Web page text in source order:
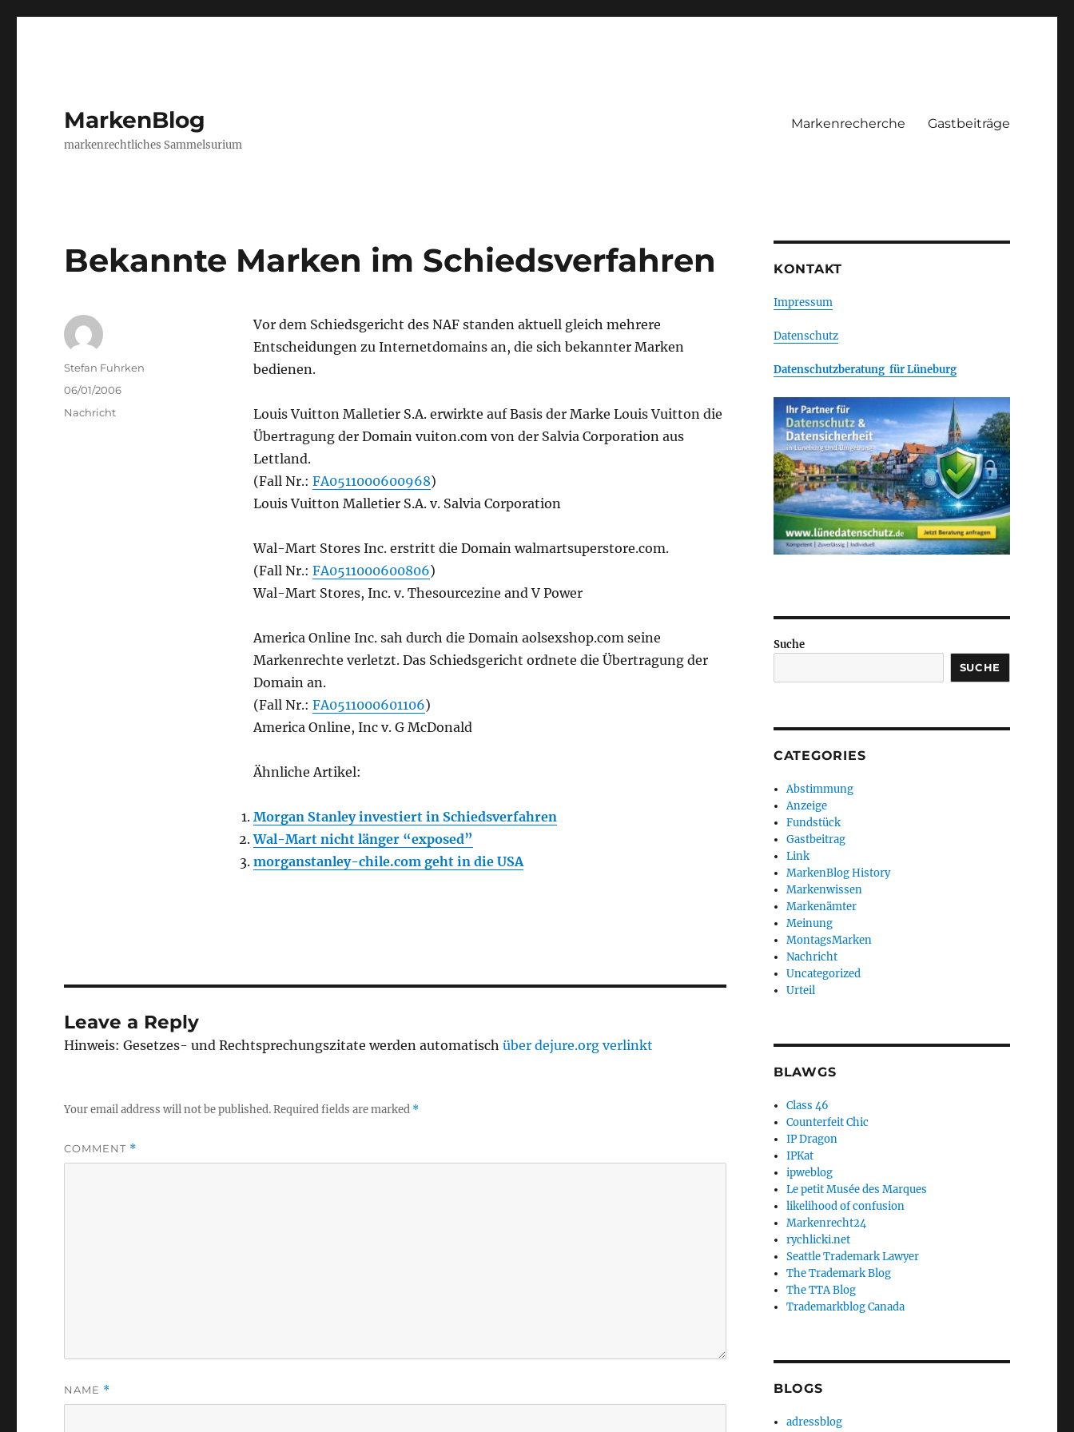
MarkenBlog
markenrechtliches Sammelsurium
Markenrecherche Gastbeiträge
Bekannte Marken im Schiedsverfahren
Vor dem Schiedsgericht des NAF standen aktuell gleich mehrere
Entscheidungen zu Internetdomains an, die sich bekannter Marken
bedienen.
Louis Vuitton Malletier S.A. erwirkte auf Basis der Marke Louis Vuitton die
Übertragung der Domain vuiton.com von der Salvia Corporation aus
Lettland.
(Fall Nr.: FA0511000600968)
Louis Vuitton Malletier S.A. v. Salvia Corporation
Wal-Mart Stores Inc. erstritt die Domain walmartsuperstore.com.
(Fall Nr.: FA0511000600806)
Wal-Mart Stores, Inc. v. Thesourcezine and V Power
America Online Inc. sah durch die Domain aolsexshop.com seine
Markenrechte verletzt. Das Schiedsgericht ordnete die Übertragung der
Domain an.
(Fall Nr.: FA0511000601106)
America Online, Inc v. G McDonald
Ähnliche Artikel:
Morgan Stanley investiert in Schiedsverfahren
Wal-Mart nicht länger “exposed”
morganstanley-chile.com geht in die USA
Author
Stefan Fuhrken
Posted
06/01/2006
Categories
Nachricht
Leave a Reply
Hinweis: Gesetzes- und Rechtsprechungszitate werden automatischüber dejure.org verlinkt
Your email address will not be published.Required fields are marked *
COMMENT *
NAME *
KONTAKT
Impressum
Datenschutz
Datenschutzberatung für Lüneburg
Suche
SUCHE
CATEGORIES
Abstimmung
Anzeige
Fundstück
Gastbeitrag
Link
MarkenBlog History
Markenwissen
Markenämter
Meinung
MontagsMarken
Nachricht
Uncategorized
Urteil
BLAWGS
Class 46
Counterfeit Chic
IP Dragon
IPKat
ipweblog
Le petit Musée des Marques
likelihood of confusion
Markenrecht24
rychlicki.net
Seattle Trademark Lawyer
The Trademark Blog
The TTA Blog
Trademarkblog Canada
BLOGS
adressblog